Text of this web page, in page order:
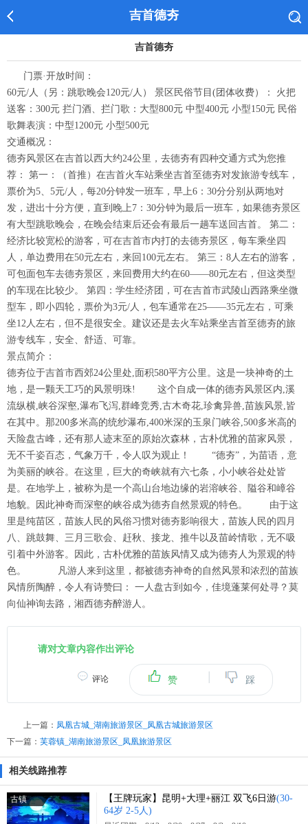
吉首德夯
吉首德夯
门票·开放时间：
60元/人（另：跳歌晚会120元/人） 景区民俗节目(团体收费）： 火把
送客：300元 拦门酒、拦门歌：大型800元 中型400元 小型150元 民俗
歌舞表演：中型1200元 小型500元
交通概况：
德夯风景区在吉首以西大约24公里，去德夯有四种交通方式为您推
荐： 第一：（首推）在吉首火车站乘坐吉首至德夯对发旅游专线车，
票价为5、5元/人，每20分钟发一班车，早上6：30分分别从两地对
发，进出十分方便，直到晚上7：30分钟为最后一班车，如果德夯景区
有大型跳歌晚会，在晚会结束后还会有最后一趟车送回吉首。 第二：
经济比较宽松的游客，可在吉首市内打的去德夯景区，每车乘坐四
人，单边费用在50元左右，来回100元左右。 第三：8人左右的游客，
可包面包车去德夯景区，来回费用大约在60——80元左右，但这类型
的车现在比较少。 第四：学生经济团，可在吉首市武陵山西路乘坐微
型车，即小四轮，票价为3元/人，包车通常在25——35元左右，可乘
坐12人左右，但不是很安全。建议还是去火车站乘坐吉首至德夯的旅
游专线车，安全、舒适、可靠。
景点简介：
德夯位于吉首市西郊24公里处,面积580平方公里。这是一块神奇的土
地，是一颗天工巧的风景明珠! 这个自成一体的德夯风景区内,溪
流纵横,峡谷深壑,瀑布飞泻,群峰竞秀,古木奇花,珍禽异兽,苗族风景,皆
在其中。那200多米高的统纱瀑布,400米深的玉泉门峡谷,500多米高的
天险盘古峰，还有那人迹末至的原始次森林，古朴优雅的苗家风景，
无不千姿百态，气象万千，令人叹为观止！ “德夯”，为苗语，意
为美丽的峡谷。在这里，巨大的奇峡就有六七条，小小峡谷处处皆
是。在地学上，被称为是一个高山台地边缘的岩溶峡谷、隘谷和嶂谷
地貌。因此神奇而深壑的峡谷成为德夯自然景观的特色。 由于这
里是纯苗区，苗族人民的风俗习惯对德夯影响很大，苗族人民的四月
八、跳鼓舞、三月三歌会、赶秋、接龙、推牛以及苗岭情歌，无不吸
引着中外游客。因此，古朴优雅的苗族风情又成为德夯人为景观的特
色。 凡游人来到这里，都被德夯神奇的自然风景和浓烈的苗族
风情所陶醉，令人有诗赞曰： 一人盘古到如今，佳境蓬莱何处寻？莫
向仙神询去路，湘西德夯醉游人。
请对文章内容作出评论
赞 踩
评论
上一篇： 凤凰古城_湖南旅游景区_凤凰古城旅游景区
下一篇： 芙蓉镇_湖南旅游景区_凤凰旅游景区
相关线路推荐
古镇 【王牌玩家】昆明+大理+丽江 双飞6日游(30-
64岁 2-5人)